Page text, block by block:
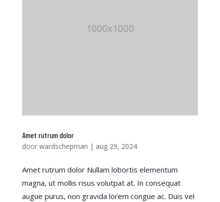
Amet rutrum dolor
door wardschepman | aug 29, 2024
Amet rutrum dolor Nullam lobortis elementum
magna, ut mollis risus volutpat at. In consequat
augue purus, non gravida lorem congue ac. Duis vel